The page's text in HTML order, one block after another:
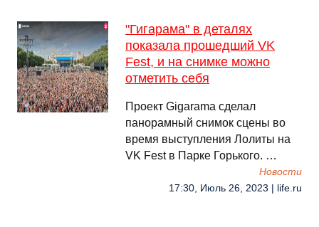
"Гигарама" в деталях
показала прошедший VK
Fest, и на снимке можно
отметить себя
Проект Gigarama сделал
панорамный снимок сцены во
время выступления Лолиты на
VK Fest в Парке Горького. …
Новости
17:30, Июль 26, 2023 | life.ru